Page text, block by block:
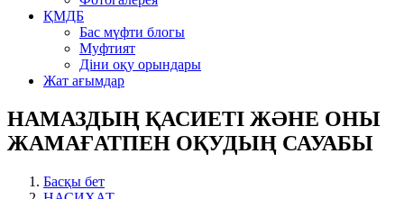
ҚМДБ
Бас мүфти блогы
Муфтият
Діни оқу орындары
Жат ағымдар
НАМАЗДЫҢ ҚАСИЕТІ ЖӘНЕ ОНЫ
ЖАМАҒАТПЕН ОҚУДЫҢ САУАБЫ
Басқы бет